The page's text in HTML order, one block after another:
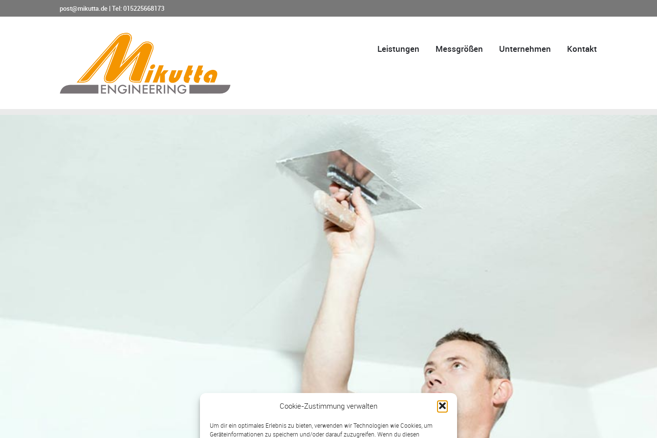
Cookie-Zustimmung verwalten
Um dir ein optimales Erlebnis zu bieten, verwenden wir Technologien wie Cookies, um
Geräteinformationen zu speichern und/oder darauf zuzugreifen. Wenn du diesen
post@mikutta.de |Tel: 015225668173
Leistungen Messgrößen Unternehmen Kontakt